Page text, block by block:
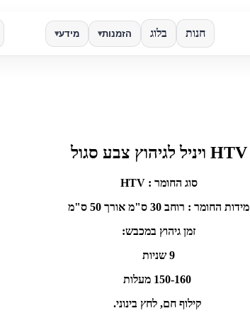
חנות בלוג הזמנות▾ מידע▾
HTV ויניל לגיהוץ צבע סגול
סוג החומר : HTV
מידות החומר : רוחב 30 ס"מ אורך 50 ס"מ
זמן גיהוץ במכבש:
9 שניות
קילוף חם, לחץ בינוני.